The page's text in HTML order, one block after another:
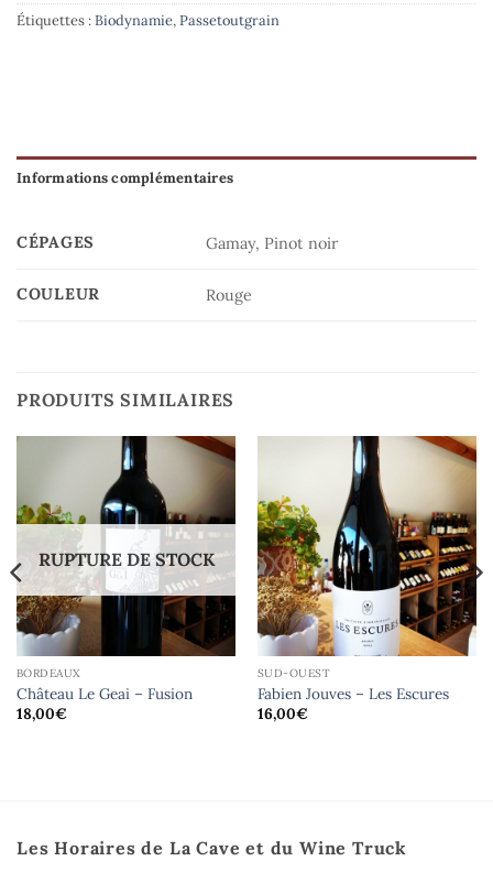
Étiquettes :Biodynamie,Passetoutgrain
Informations complémentaires
CÉPAGES Gamay, Pinot noir
COULEUR Rouge
PRODUITS SIMILAIRES
RUPTURE DE STOCK
BORDEAUX
Château Le Geai – Fusion
18,00€
SUD-OUEST
Fabien Jouves – Les Escures
16,00€
Les Horaires de La Cave et du Wine Truck